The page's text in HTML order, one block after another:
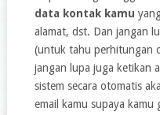
data kontak kamu
alamat, dst. Dan jangan
(untuk tahu perhitungan
jangan lupa juga ketikan
sistem secara otomatis
email kamu supaya kamu